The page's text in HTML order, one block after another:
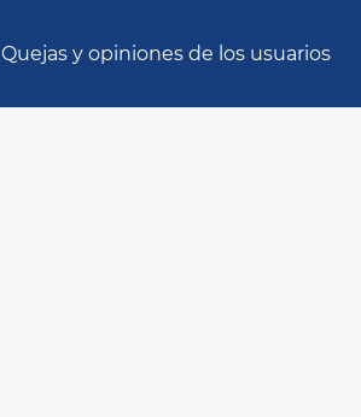
Quejas y opiniones de los usuarios